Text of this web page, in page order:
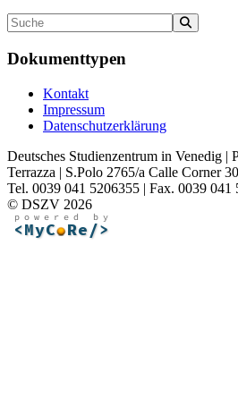
Dokumenttypen
Kontakt
Impressum
Datenschutzerklärung
Deutsches Studienzentrum in Venedig |
Terrazza | S.Polo 2765/a Calle Corner
Tel. 0039 041 5206355 | Fax. 0039 041
© DSZV 2026